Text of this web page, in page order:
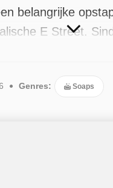
belangrijke
E Street.
Genres: Soaps